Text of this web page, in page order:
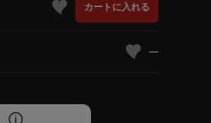
カートに入れる
—